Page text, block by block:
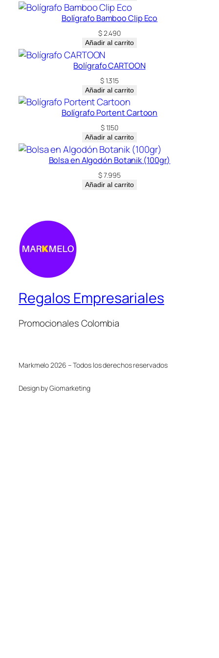
Bolígrafo Bamboo Clip Eco
$2.490
Añadir al carrito
Bolígrafo CARTOON
$1.315
Añadir al carrito
Bolígrafo Portent Cartoon
$1.150
Añadir al carrito
Bolsa en Algodón Botanik (100gr)
$7.995
Añadir al carrito
Regalos Empresariales
Promocionales Colombia
Markmelo 2026 – Todos los derechos reservados
Design by Giomarketing